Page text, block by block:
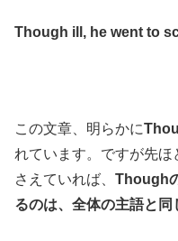
Though ill, he went to
この文章、明らかに
れています。ですが先
さえていれば、 Though
るのは、全体の主語と同